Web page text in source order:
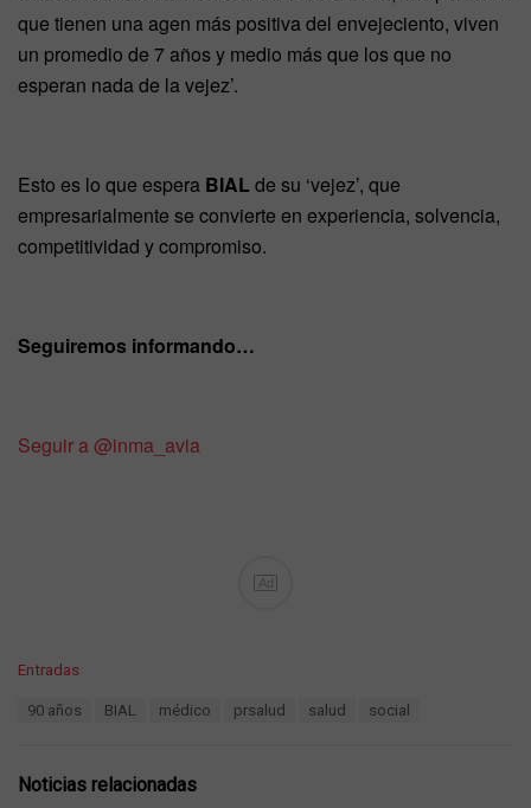
que tienen una agen más positiva del envejeciento, viven
un promedio de 7 años y medio más que los que no
esperan nada de la vejez’.
Esto es lo que espera BIALde su ‘vejez’, que
empresarialmente se convierte en experiencia, solvencia,
competitividad y compromiso.
Seguiremos informando…
Seguir a @inma_avia
Ad
C
o
r
Entradas
:
90 años BIAL médico prsalud salud social
Noticias relacionadas